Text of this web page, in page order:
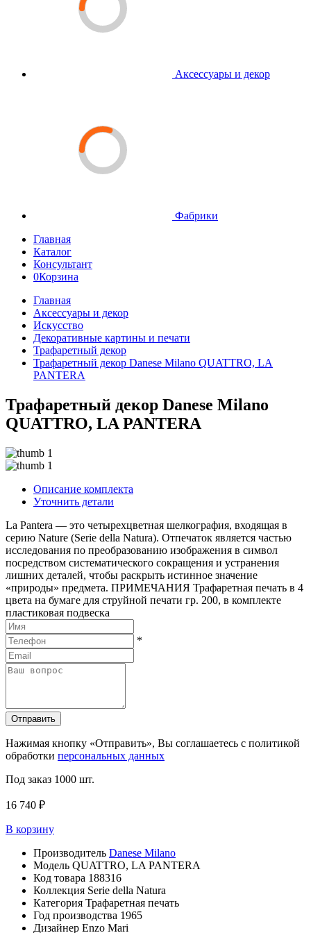
Аксессуары и декор
Фабрики
Главная
Каталог
Консультант
0Корзина
Главная
Аксессуары и декор
Искусство
Декоративные картины и печати
Трафаретный декор
Трафаретный декор Danese Milano QUATTRO, LA
PANTERA
Трафаретный декор Danese Milano
QUATTRO, LA PANTERA
Описание комплекта
Уточнить детали
La Pantera — это четырехцветная шелкография, входящая в
серию Nature (Serie della Natura). Отпечаток является частью
исследования по преобразованию изображения в символ
посредством систематического сокращения и устранения
лишних деталей, чтобы раскрыть истинное значение
«природы» предмета. ПРИМЕЧАНИЯ Трафаретная печать в 4
цвета на бумаге для струйной печати гр. 200, в комплекте
пластиковая подвеска
*
Отправить
Нажимая кнопку «Отправить», Вы соглашаетесь с политикой
обработки персональных данных
Под заказ 1000 шт.
16 740 ₽
В корзину
Производитель Danese Milano
Модель QUATTRO, LA PANTERA
Код товара 188316
Коллекция Serie della Natura
Категория Трафаретная печать
Год производства 1965
Дизайнер Enzo Mari